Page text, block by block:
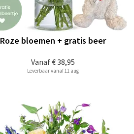
Vanaf€ 38,95
Roze bloemen + gratis beer
Leverbaar vanaf 11 aug